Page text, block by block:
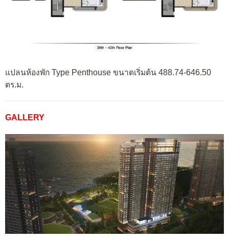
แปลนห้องพัก Type Penthouse ขนาดเริ่มต้น 488.74-646.50
ตร.ม.
GALLERY